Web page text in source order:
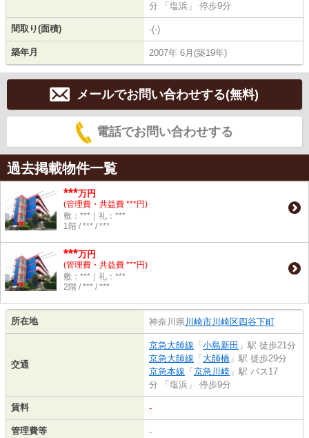
分 「塩浜」 停歩9分
間取り(面積) -(-)
築年月 2007年 6月(築19年)
メールでお問い合わせする(無料)
電話でお問い合わせする
過去掲載物件一覧
***万円
(管理費・共益費 ***円)
敷：***｜礼：***
1階 / *** / ***
***万円
(管理費・共益費 ***円)
敷：***｜礼：***
2階 / *** / ***
所在地 神奈川県川崎市川崎区四谷下町
交通
京急大師線 「 小島新田 」駅 徒歩21分
京急大師線 「 大師橋 」駅 徒歩29分
京急本線 「 京急川崎 」駅 バス17
分 「塩浜」 停歩9分
賃料 -
管理費等 -